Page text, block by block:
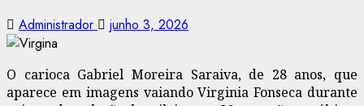
Administrador junho 3, 2026
O carioca Gabriel Moreira Saraiva, de 28 anos, que
aparece em imagens vaiando Virginia Fonseca durante